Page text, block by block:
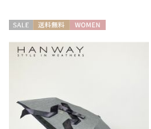
ル
料
N